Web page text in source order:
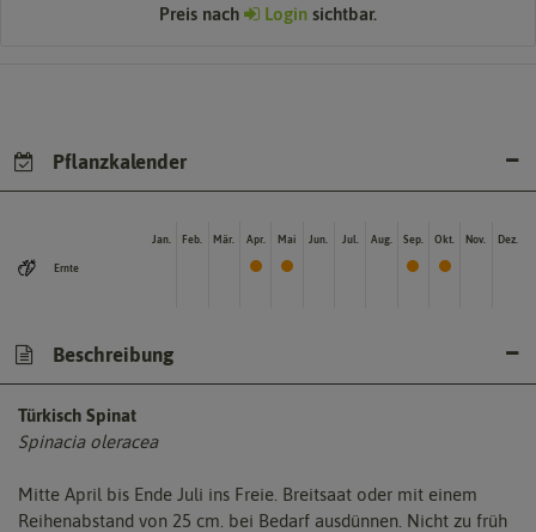
Preis nach Login sichtbar.
Pflanzkalender
Ernte
Jan. Feb. Mär. Apr. Mai Jun. Jul. Aug. Sep. Okt. Nov. Dez.
Beschreibung
Türkisch Spinat
Spinacia oleracea
Mitte April bis Ende Juli ins Freie. Breitsaat oder mit einem
Reihenabstand von 25 cm. bei Bedarf ausdünnen. Nicht zu früh